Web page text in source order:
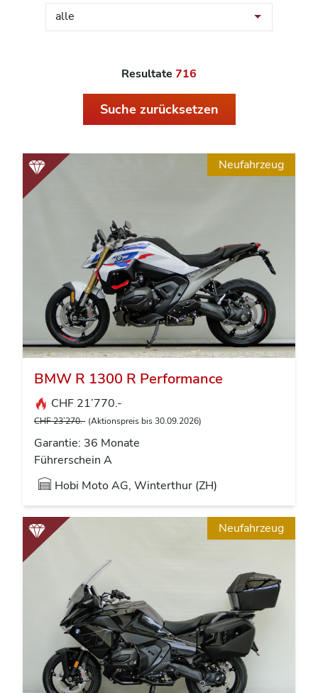
alle
Resultate 716
Suche zurücksetzen
Neufahrzeug
BMW R 1300 R Performance
CHF 21’770.-
CHF 23’270.- (Aktionspreis bis 30.09.2026)
Garantie: 36 Monate
Führerschein A
Hobi Moto AG, Winterthur (ZH)
Neufahrzeug